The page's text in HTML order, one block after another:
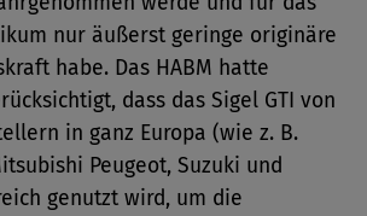
nur äußerst geringe originäre
habe. Das HABM hatte
dass das Sigel GTI von
in ganz Europa (wie z. B.
Peugeot, Suzuki und
genutzt wird, um die